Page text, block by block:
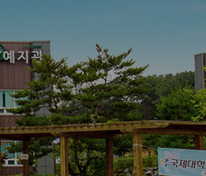
찾아오시
금 대출 학생상담
금 입찰공고